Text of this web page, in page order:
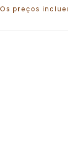
Os preços